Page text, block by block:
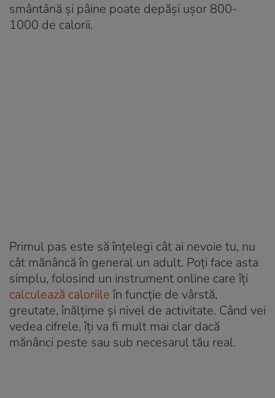
smântână și pâine poate depăși ușor 800-
1000 de calorii.
Primul pas este să înțelegi cât ai nevoie tu, nu
cât mănâncă în general un adult. Poți face asta
simplu, folosind un instrument online care îți
calculează caloriileîn funcție de vârstă,
greutate, înălțime și nivel de activitate. Când vei
vedea cifrele, îți va fi mult mai clar dacă
mănânci peste sau sub necesarul tău real.